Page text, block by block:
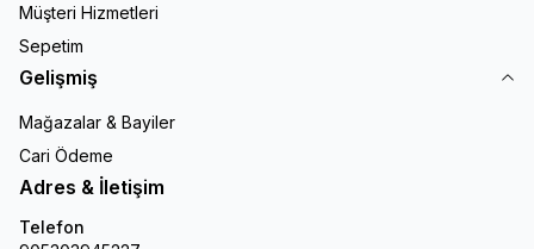
Müşteri Hizmetleri
Sepetim
Gelişmiş
Mağazalar & Bayiler
Cari Ödeme
Adres & İletişim
Telefon